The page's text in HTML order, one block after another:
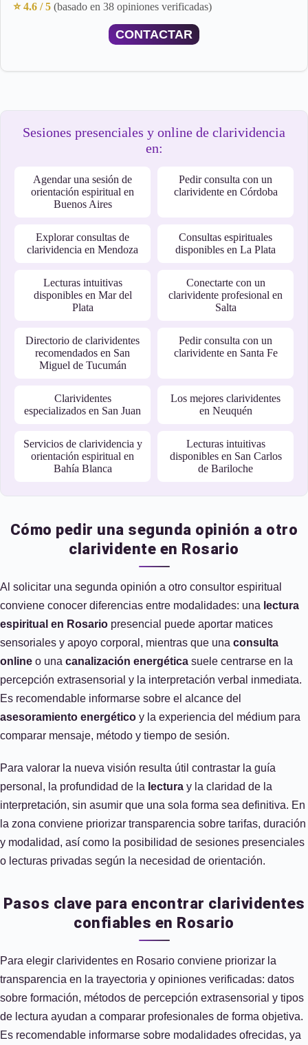
⭐ 4.6 / 5 (basado en 38 opiniones verificadas)
CONTACTAR
Sesiones presenciales y online de clarividencia
en:
Agendar una sesión de
orientación espiritual en
Buenos Aires
Pedir consulta con un
clarividente en Córdoba
Explorar consultas de
clarividencia en Mendoza
Consultas espirituales
disponibles en La Plata
Lecturas intuitivas
disponibles en Mar del
Plata
Conectarte con un
clarividente profesional en
Salta
Directorio de clarividentes
recomendados en San
Miguel de Tucumán
Pedir consulta con un
clarividente en Santa Fe
Clarividentes
especializados en San Juan
Los mejores clarividentes
en Neuquén
Servicios de clarividencia y
orientación espiritual en
Bahía Blanca
Lecturas intuitivas
disponibles en San Carlos
de Bariloche
Cómo pedir una segunda opinión a otro
clarividente en Rosario
Al solicitar una segunda opinión a otro consultor espiritual
conviene conocer diferencias entre modalidades: una lectura
espiritual en Rosario presencial puede aportar matices
sensoriales y apoyo corporal, mientras que una consulta
online o una canalización energética suele centrarse en la
percepción extrasensorial y la interpretación verbal inmediata.
Es recomendable informarse sobre el alcance del
asesoramiento energético y la experiencia del médium para
comparar mensaje, método y tiempo de sesión.
Para valorar la nueva visión resulta útil contrastar la guía
personal, la profundidad de la lectura y la claridad de la
interpretación, sin asumir que una sola forma sea definitiva. En
la zona conviene priorizar transparencia sobre tarifas, duración
y modalidad, así como la posibilidad de sesiones presenciales
o lecturas privadas según la necesidad de orientación.
Pasos clave para encontrar clarividentes
confiables en Rosario
Para elegir clarividentes en Rosario conviene priorizar la
transparencia en la trayectoria y opiniones verificadas: datos
sobre formación, métodos de percepción extrasensorial y tipos
de lectura ayudan a comparar profesionales de forma objetiva.
Es recomendable informarse sobre modalidades ofrecidas, ya